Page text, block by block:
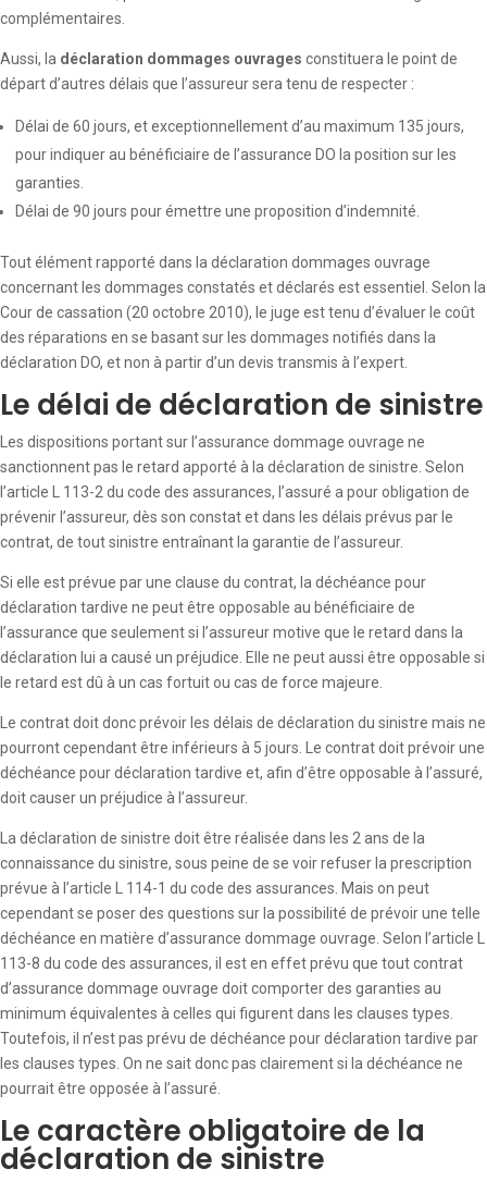
complémentaires.
Aussi, la déclaration dommages ouvrages constituera le point de
départ d’autres délais que l’assureur sera tenu de respecter :
Délai de 60 jours, et exceptionnellement d’au maximum 135 jours,
pour indiquer au bénéficiaire de l’assurance DO la position sur les
garanties.
Délai de 90 jours pour émettre une proposition d’indemnité.
Tout élément rapporté dans la déclaration dommages ouvrage
concernant les dommages constatés et déclarés est essentiel. Selon la
Cour de cassation (20 octobre 2010), le juge est tenu d’évaluer le coût
des réparations en se basant sur les dommages notifiés dans la
déclaration DO, et non à partir d’un devis transmis à l’expert.
Le délai de déclaration de sinistre
Les dispositions portant sur l’assurance dommage ouvrage ne
sanctionnent pas le retard apporté à la déclaration de sinistre. Selon
l’article L 113-2 du code des assurances, l’assuré a pour obligation de
prévenir l’assureur, dès son constat et dans les délais prévus par le
contrat, de tout sinistre entraînant la garantie de l’assureur.
Si elle est prévue par une clause du contrat, la déchéance pour
déclaration tardive ne peut être opposable au bénéficiaire de
l’assurance que seulement si l’assureur motive que le retard dans la
déclaration lui a causé un préjudice. Elle ne peut aussi être opposable si
le retard est dû à un cas fortuit ou cas de force majeure.
Le contrat doit donc prévoir les délais de déclaration du sinistre mais ne
pourront cependant être inférieurs à 5 jours. Le contrat doit prévoir une
déchéance pour déclaration tardive et, afin d’être opposable à l’assuré,
doit causer un préjudice à l’assureur.
La déclaration de sinistre doit être réalisée dans les 2 ans de la
connaissance du sinistre, sous peine de se voir refuser la prescription
prévue à l’article L 114-1 du code des assurances. Mais on peut
cependant se poser des questions sur la possibilité de prévoir une telle
déchéance en matière d’assurance dommage ouvrage. Selon l’article L
113-8 du code des assurances, il est en effet prévu que tout contrat
d’assurance dommage ouvrage doit comporter des garanties au
minimum équivalentes à celles qui figurent dans les clauses types.
Toutefois, il n’est pas prévu de déchéance pour déclaration tardive par
les clauses types. On ne sait donc pas clairement si la déchéance ne
pourrait être opposée à l’assuré.
Le caractère obligatoire de la
déclaration de sinistre